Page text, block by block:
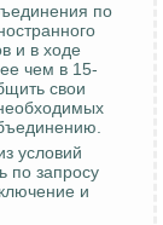
по
и в ходе
чем в 15-
свои
условий
по запросу
и